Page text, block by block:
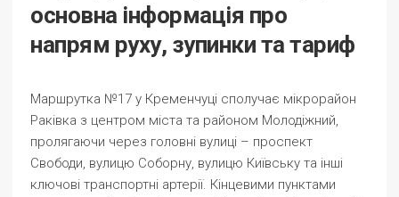
основна інформація про
напрям руху, зупинки та тариф
Маршрутка №17 у Кременчуці сполучає мікрорайон
Раківка з центром міста та районом Молодіжний,
пролягаючи через головні вулиці – проспект
Свободи, вулицю Соборну, вулицю Київську та інші
ключові транспортні артерії. Кінцевими пунктами